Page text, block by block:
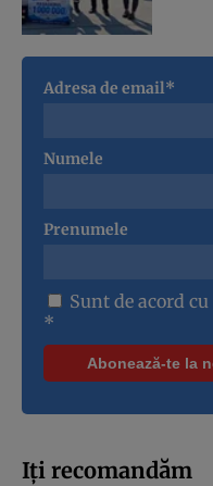
Adresa de email*
Numele
Prenumele
Sunt de acord cu
*
Iți recomandăm